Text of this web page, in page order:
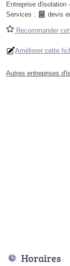
Entreprise d'isolation -
Services :
devis
Recommander
Améliorer cette
Autres entreprises
Horaires